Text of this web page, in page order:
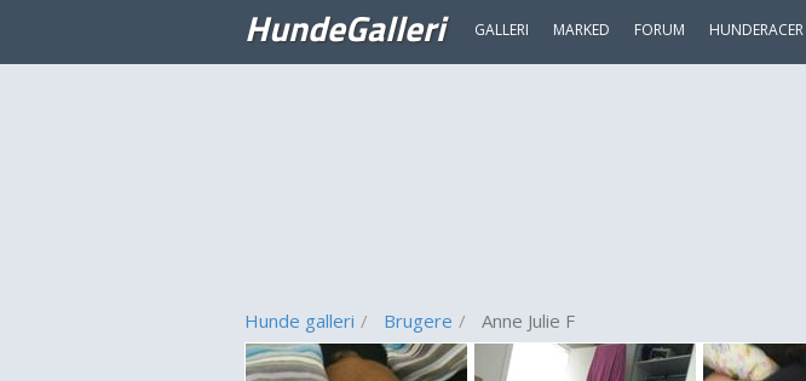
HundeGalleri GALLERI MARKED FORUM HUNDERACER
Hunde galleri Brugere Anne Julie F